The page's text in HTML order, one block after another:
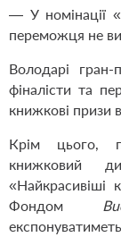
— У номінації
переможця не
Володарі гран-
фіналісти та
книжкові призи
Крім цього,
книжковий
«Найкрасивіші
Фондом